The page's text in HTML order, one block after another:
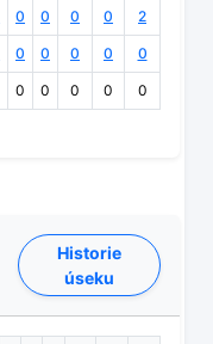
0 0 0 0 2
0 0 0 0 0
0 0 0 0 0
Historie
úseku